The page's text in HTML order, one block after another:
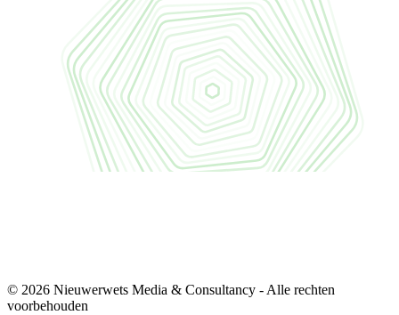
© 2026 Nieuwerwets Media & Consultancy - Alle rechten
voorbehouden